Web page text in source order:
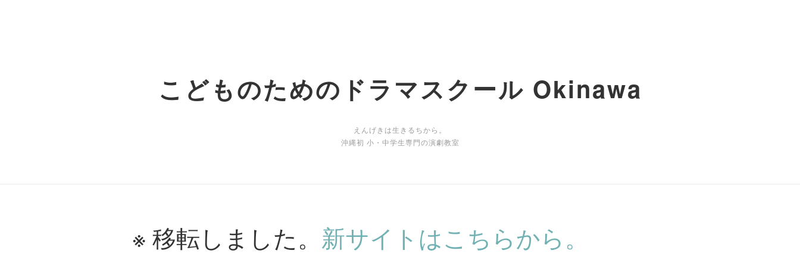
こどものためのドラマスクール Okinawa
えんげきは生きるちから。
沖縄初 小・中学生専門の演劇教室
※ 移転しました。 新サイトはこちらから。